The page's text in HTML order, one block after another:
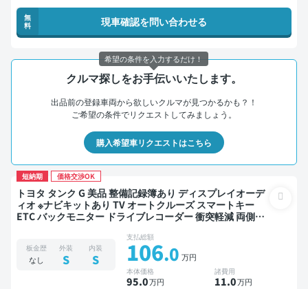
無
料
現車確認を問い合わせる
クルマ探しをお手伝いいたします。
出品前の登録車両から欲しいクルマが見つかるかも？！
ご希望の条件でリクエストしてみましょう。
購入希望車リクエストはこちら
短納期 価格交渉OK
トヨタ タンク G 美品 整備記録簿あり ディスプレイオーデ
ィオ ※ナビキットあり TV オートクルーズ スマートキー
ETC バックモニター ドライブレコーダー 衝突軽減 両側電
板金歴
なし
外装
S
内装
S
支払総額
106.0 万円
本体価格
95.0万円
諸費用
11.0万円
希望の条件を入力するだけ！